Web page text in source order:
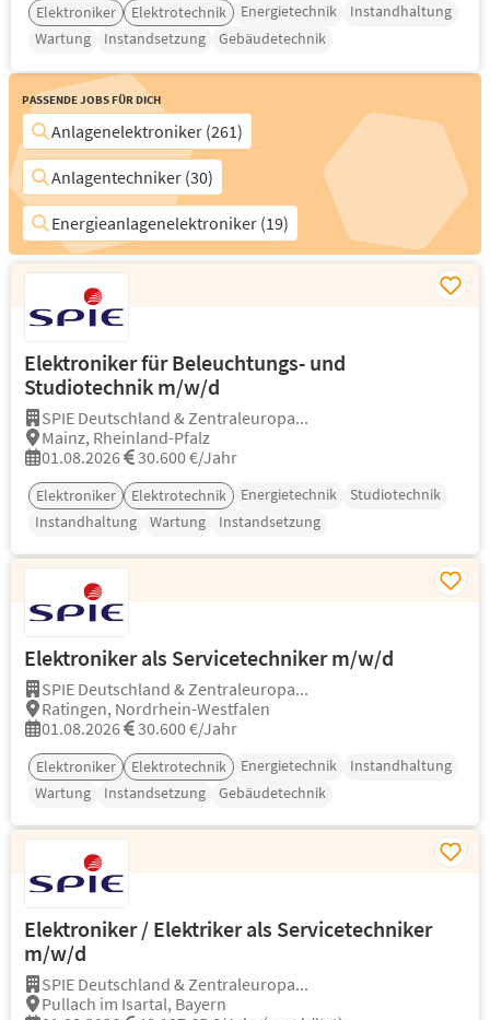
Elektroniker Elektrotechnik Energietechnik
Instandhaltung
Wartung
Instandsetzung Gebäudetechnik
Passende Jobs für Dich
Anlagenelektroniker (261)
Anlagentechniker (30)
Energieanlagenelektroniker (19)
Elektroniker für Beleuchtungs- und
Studiotechnik m/w/d
SPIE Deutschland & Zentraleuropa...
Mainz, Rheinland-Pfalz
01.08.2026
30.600 €/Jahr
Elektroniker Elektrotechnik Energietechnik
Studiotechnik
Instandhaltung
Wartung Instandsetzung
Elektroniker als Servicetechniker m/w/d
SPIE Deutschland & Zentraleuropa...
Ratingen, Nordrhein-Westfalen
01.08.2026
30.600 €/Jahr
Elektroniker Elektrotechnik Energietechnik
Instandhaltung
Wartung
Instandsetzung Gebäudetechnik
Elektroniker / Elektriker als Servicetechniker
m/w/d
SPIE Deutschland & Zentraleuropa...
Pullach im Isartal, Bayern